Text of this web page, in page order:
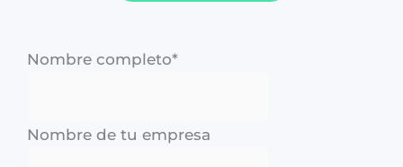
Nombre completo*
Nombre de tu empresa